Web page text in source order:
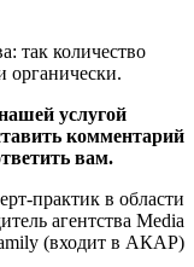
так количество
органически.
услугой
комментарий
вам.
практик в области
агентства Media
(входит в АКАР)